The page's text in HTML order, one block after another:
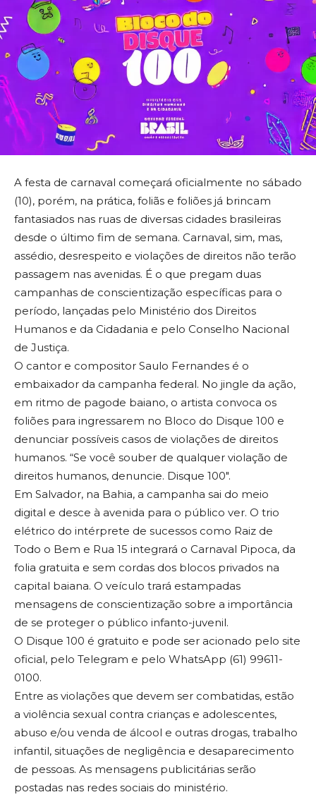
A festa de carnaval começará oficialmente no sábado
(10), porém, na prática, foliãs e foliões já brincam
fantasiados nas ruas de diversas cidades brasileiras
desde o último fim de semana. Carnaval, sim, mas,
assédio, desrespeito e violações de direitos não terão
passagem nas avenidas. É o que pregam duas
campanhas de conscientização específicas para o
período, lançadas pelo Ministério dos Direitos
Humanos e da Cidadania e pelo Conselho Nacional
de Justiça.
O cantor e compositor Saulo Fernandes é o
embaixador da campanha federal. No jingle da ação,
em ritmo de pagode baiano, o artista convoca os
foliões para ingressarem no Bloco do Disque 100 e
denunciar possíveis casos de violações de direitos
humanos. “Se você souber de qualquer violação de
direitos humanos, denuncie. Disque 100″.
Em Salvador, na Bahia, a campanha sai do meio
digital e desce à avenida para o público ver. O trio
elétrico do intérprete de sucessos como Raiz de
Todo o Bem e Rua 15 integrará o Carnaval Pipoca, da
folia gratuita e sem cordas dos blocos privados na
capital baiana. O veículo trará estampadas
mensagens de conscientização sobre a importância
de se proteger o público infanto-juvenil.
O Disque 100 é gratuito e pode ser acionado pelo site
oficial, pelo Telegram e pelo WhatsApp (61) 99611-
0100.
Entre as violações que devem ser combatidas, estão
a violência sexual contra crianças e adolescentes,
abuso e/ou venda de álcool e outras drogas, trabalho
infantil, situações de negligência e desaparecimento
de pessoas. As mensagens publicitárias serão
postadas nas redes sociais do ministério.